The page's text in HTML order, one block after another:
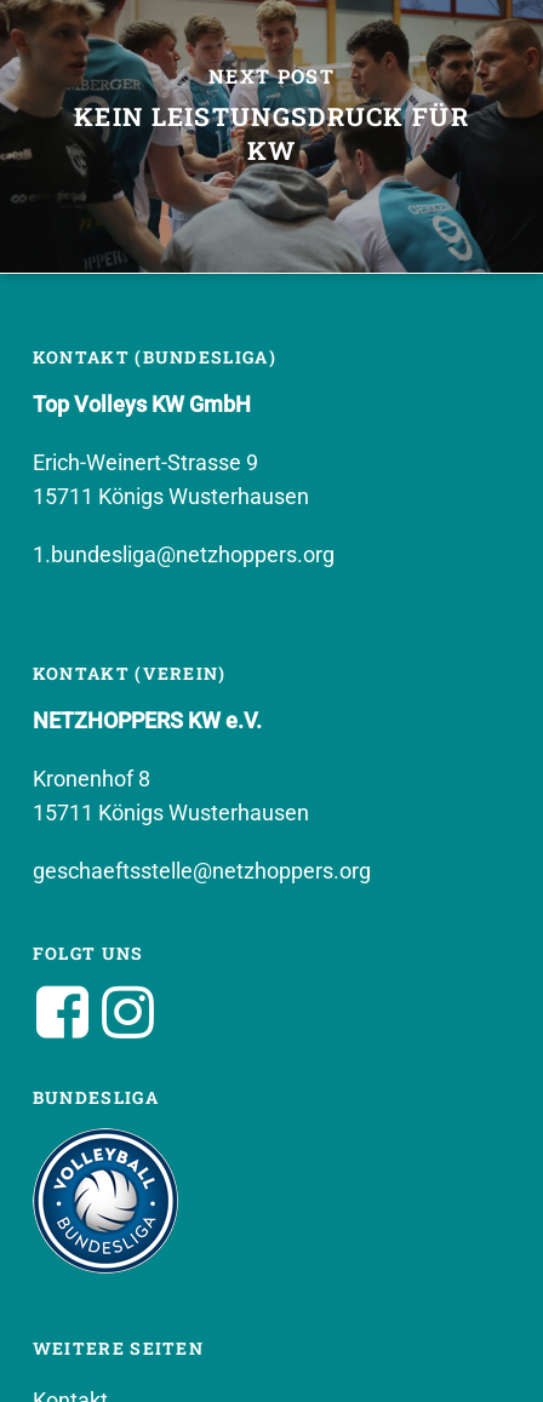
NEXT POST
KEIN LEISTUNGSDRUCK FÜR
KW
KONTAKT (BUNDESLIGA)
Top Volleys KW GmbH
Erich-Weinert-Strasse 9
15711 Königs Wusterhausen
1.bundesliga@netzhoppers.org
KONTAKT (VEREIN)
NETZHOPPERS KW e.V.
Kronenhof 8
15711 Königs Wusterhausen
geschaeftsstelle@netzhoppers.org
FOLGT UNS
BUNDESLIGA
WEITERE SEITEN